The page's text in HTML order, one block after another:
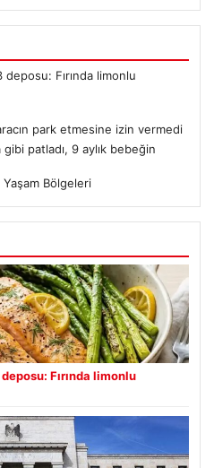
Fırında limonlu
park etmesine izin vermedi
patladı, 9 aylık bebeğin
Bölgeleri
Fırında limonlu